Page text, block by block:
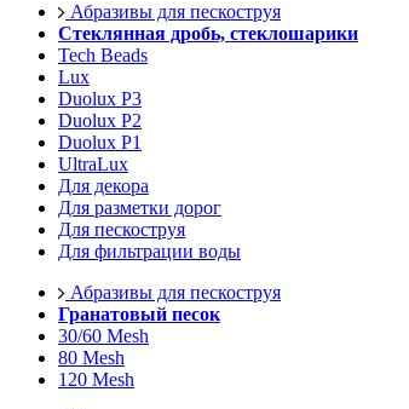
Абразивы для пескоструя
Стеклянная дробь, стеклошарики
Tech Beads
Lux
Duolux P3
Duolux P2
Duolux P1
UltraLux
Для декора
Для разметки дорог
Для пескоструя
Для фильтрации воды
Абразивы для пескоструя
Гранатовый песок
30/60 Mesh
80 Mesh
120 Mesh